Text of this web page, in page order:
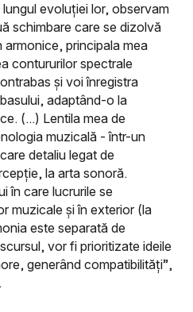
evoluției lor, observam
schimbare care se dizolvă
principala mea
contururilor spectrale
și voi înregistra
adaptând-o la
(...) Lentila mea de
muzicală - într-un
detaliu legat de
la arta sonoră.
în care lucrurile se
muzicale și în exterior (la
este separată de
vor fi prioritizate ideile
generând compatibilități”,